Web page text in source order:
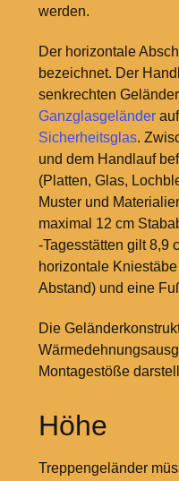
werden.
Der horizontale
bezeichnet. Der
senkrechten
Ganzglasgeländerauf
Sicherheitsglas.
und dem Handlauf
(Platten, Glas,
Muster und
maximal 12 cm
-Tagesstätten gilt 8,9
horizontale
Abstand) und eine
Die
Montagestöße
Höhe
Treppengeländer